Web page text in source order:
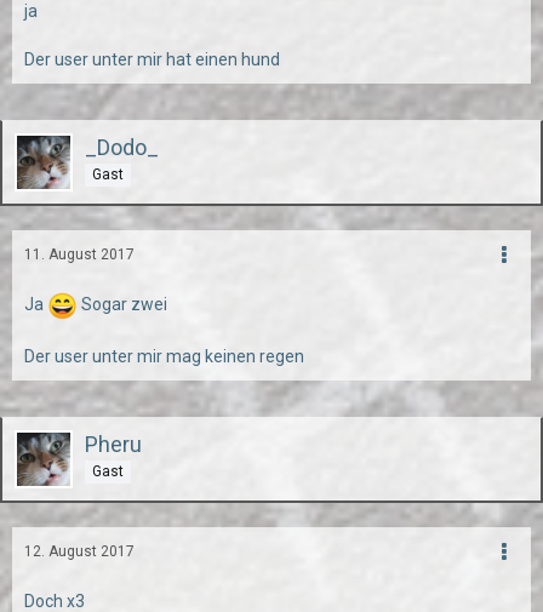
ja
Der user unter mir hat einen hund
_Dodo_
Gast
11. August 2017
Ja Sogar zwei
Der user unter mir mag keinen regen
Pheru
Gast
12. August 2017
Doch x3